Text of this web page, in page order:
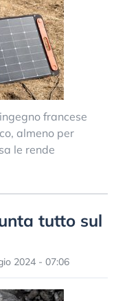
francese
almeno per
le rende
tutto sul
2024 - 07:06